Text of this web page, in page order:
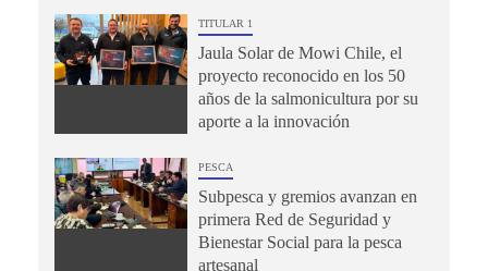
TITULAR 1
Jaula Solar de Mowi Chile, el
proyecto reconocido en los 50
años de la salmonicultura por su
aporte a la innovación
PESCA
Subpesca y gremios avanzan en
primera Red de Seguridad y
Bienestar Social para la pesca
artesanal